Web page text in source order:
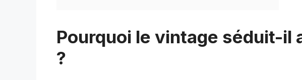
Pourquoi le vintage séduit-il
?